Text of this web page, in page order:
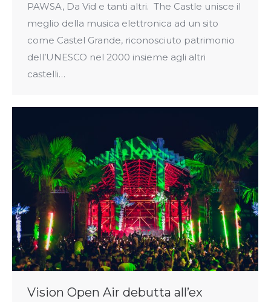
PAWSA, Da Vid e tanti altri. The Castle unisce il
meglio della musica elettronica ad un sito
come Castel Grande, riconosciuto patrimonio
dell’UNESCO nel 2000 insieme agli altri
castelli…
Vision Open Air debutta all’ex